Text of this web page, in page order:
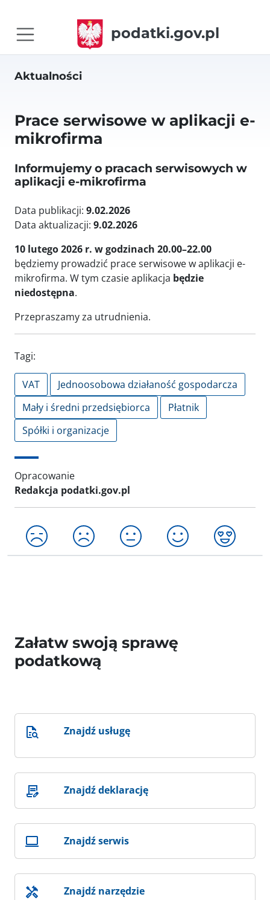
podatki.gov.pl
Aktualności
Prace serwisowe w aplikacji e-
mikrofirma
Informujemy o pracach serwisowych w
aplikacji e-mikrofirma
Data publikacji: 9.02.2026
Data aktualizacji: 9.02.2026
10 lutego 2026 r. w godzinach 20.00–22.00
będziemy prowadzić prace serwisowe w aplikacji e-
mikrofirma. W tym czasie aplikacja będzie
niedostępna.
Przepraszamy za utrudnienia.
Tagi:
VAT
Jednoosobowa działaność gospodarcza
Mały i średni przedsiębiorca
Płatnik
Spółki i organizacje
Opracowanie
Redakcja podatki.gov.pl
Załatw swoją sprawę
podatkową
Znajdź usługę
Znajdź deklarację
Znajdź serwis
Znajdź narzędzie